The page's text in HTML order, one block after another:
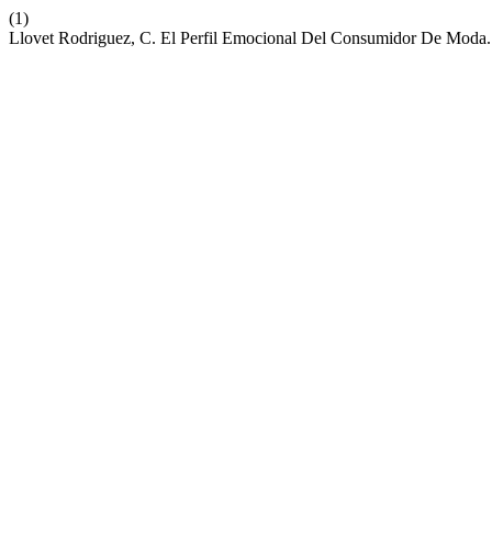
(1)
Llovet Rodriguez, C. El Perfil Emocional Del Consumidor De